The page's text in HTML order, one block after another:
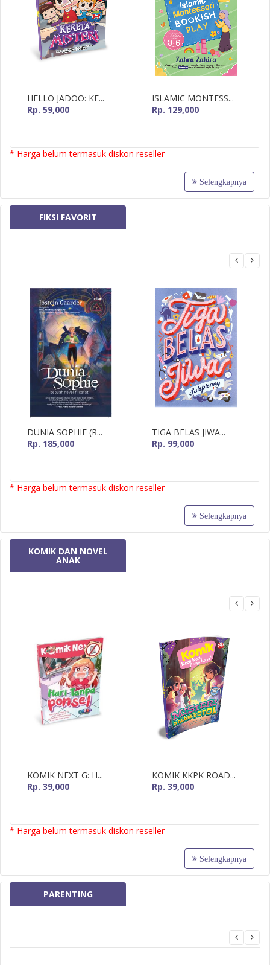
HELLO JADOO: KE...
Rp. 59,000
ISLAMIC MONTESS...
Rp. 129,000
* Harga belum termasuk diskon reseller
Selengkapnya
FIKSI FAVORIT
DUNIA SOPHIE (R...
Rp. 185,000
TIGA BELAS JIWA...
Rp. 99,000
* Harga belum termasuk diskon reseller
Selengkapnya
KOMIK DAN NOVEL
ANAK
KOMIK NEXT G: H...
Rp. 39,000
KOMIK KKPK ROAD...
Rp. 39,000
* Harga belum termasuk diskon reseller
Selengkapnya
PARENTING